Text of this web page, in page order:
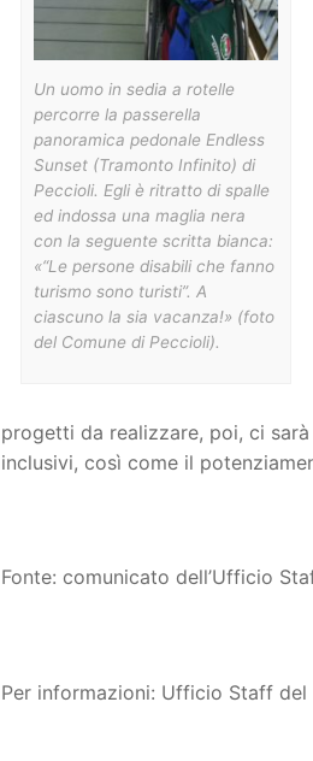
Un uomo in sedia a rotelle
percorre la passerella
panoramica pedonale Endless
Sunset (Tramonto Infinito) di
Peccioli. Egli è ritratto di spalle
ed indossa una maglia nera
con la seguente scritta bianca:
«“Le persone disabili che fanno
turismo sono turisti”. A
ciascuno la sia vacanza!» (foto
del Comune di Peccioli).
progetti da realizzare, poi, ci
inclusivi, così come il
Fonte: comunicato dell’Ufficio
Per informazioni: Ufficio Staff del